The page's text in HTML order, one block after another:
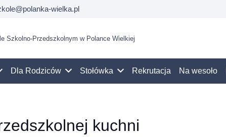
wielka.pl
Szkolno-Przedszkolnym w Polance Wielkiej
Dla Rodziców Stołówka Rekrutacja Na wesoło
kuchni